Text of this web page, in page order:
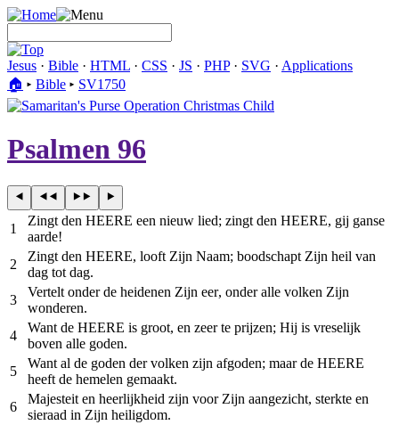
Jesus · Bible · HTML · CSS · JS · PHP· SVG · Applications
🏠︎ ▸ Bible ▸ SV1750
Psalmen 96
1
Zingt den HEERE een nieuw lied; zingt den HEERE, gij ganse
aarde!
2
Zingt den HEERE, looft Zijn Naam; boodschapt Zijn heil van
dag tot dag.
3
Vertelt onder de heidenen Zijn eer, onder alle volken Zijn
wonderen.
4
Want de HEERE is groot, en zeer te prijzen; Hij is vreselijk
boven alle goden.
5
Want al de goden der volken zijn afgoden; maar de HEERE
heeft de hemelen gemaakt.
6
Majesteit en heerlijkheid zijn voor Zijn aangezicht, sterkte en
sieraad in Zijn heiligdom.